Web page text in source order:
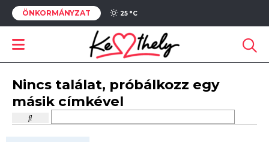
ÖNKORMÁNYZAT 25 °C
Nincs találat, próbálkozz egy
másik címkével